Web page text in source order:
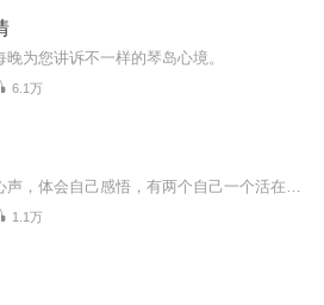
晚为您讲诉不一样的琴岛心境。
6.1万
1.1万